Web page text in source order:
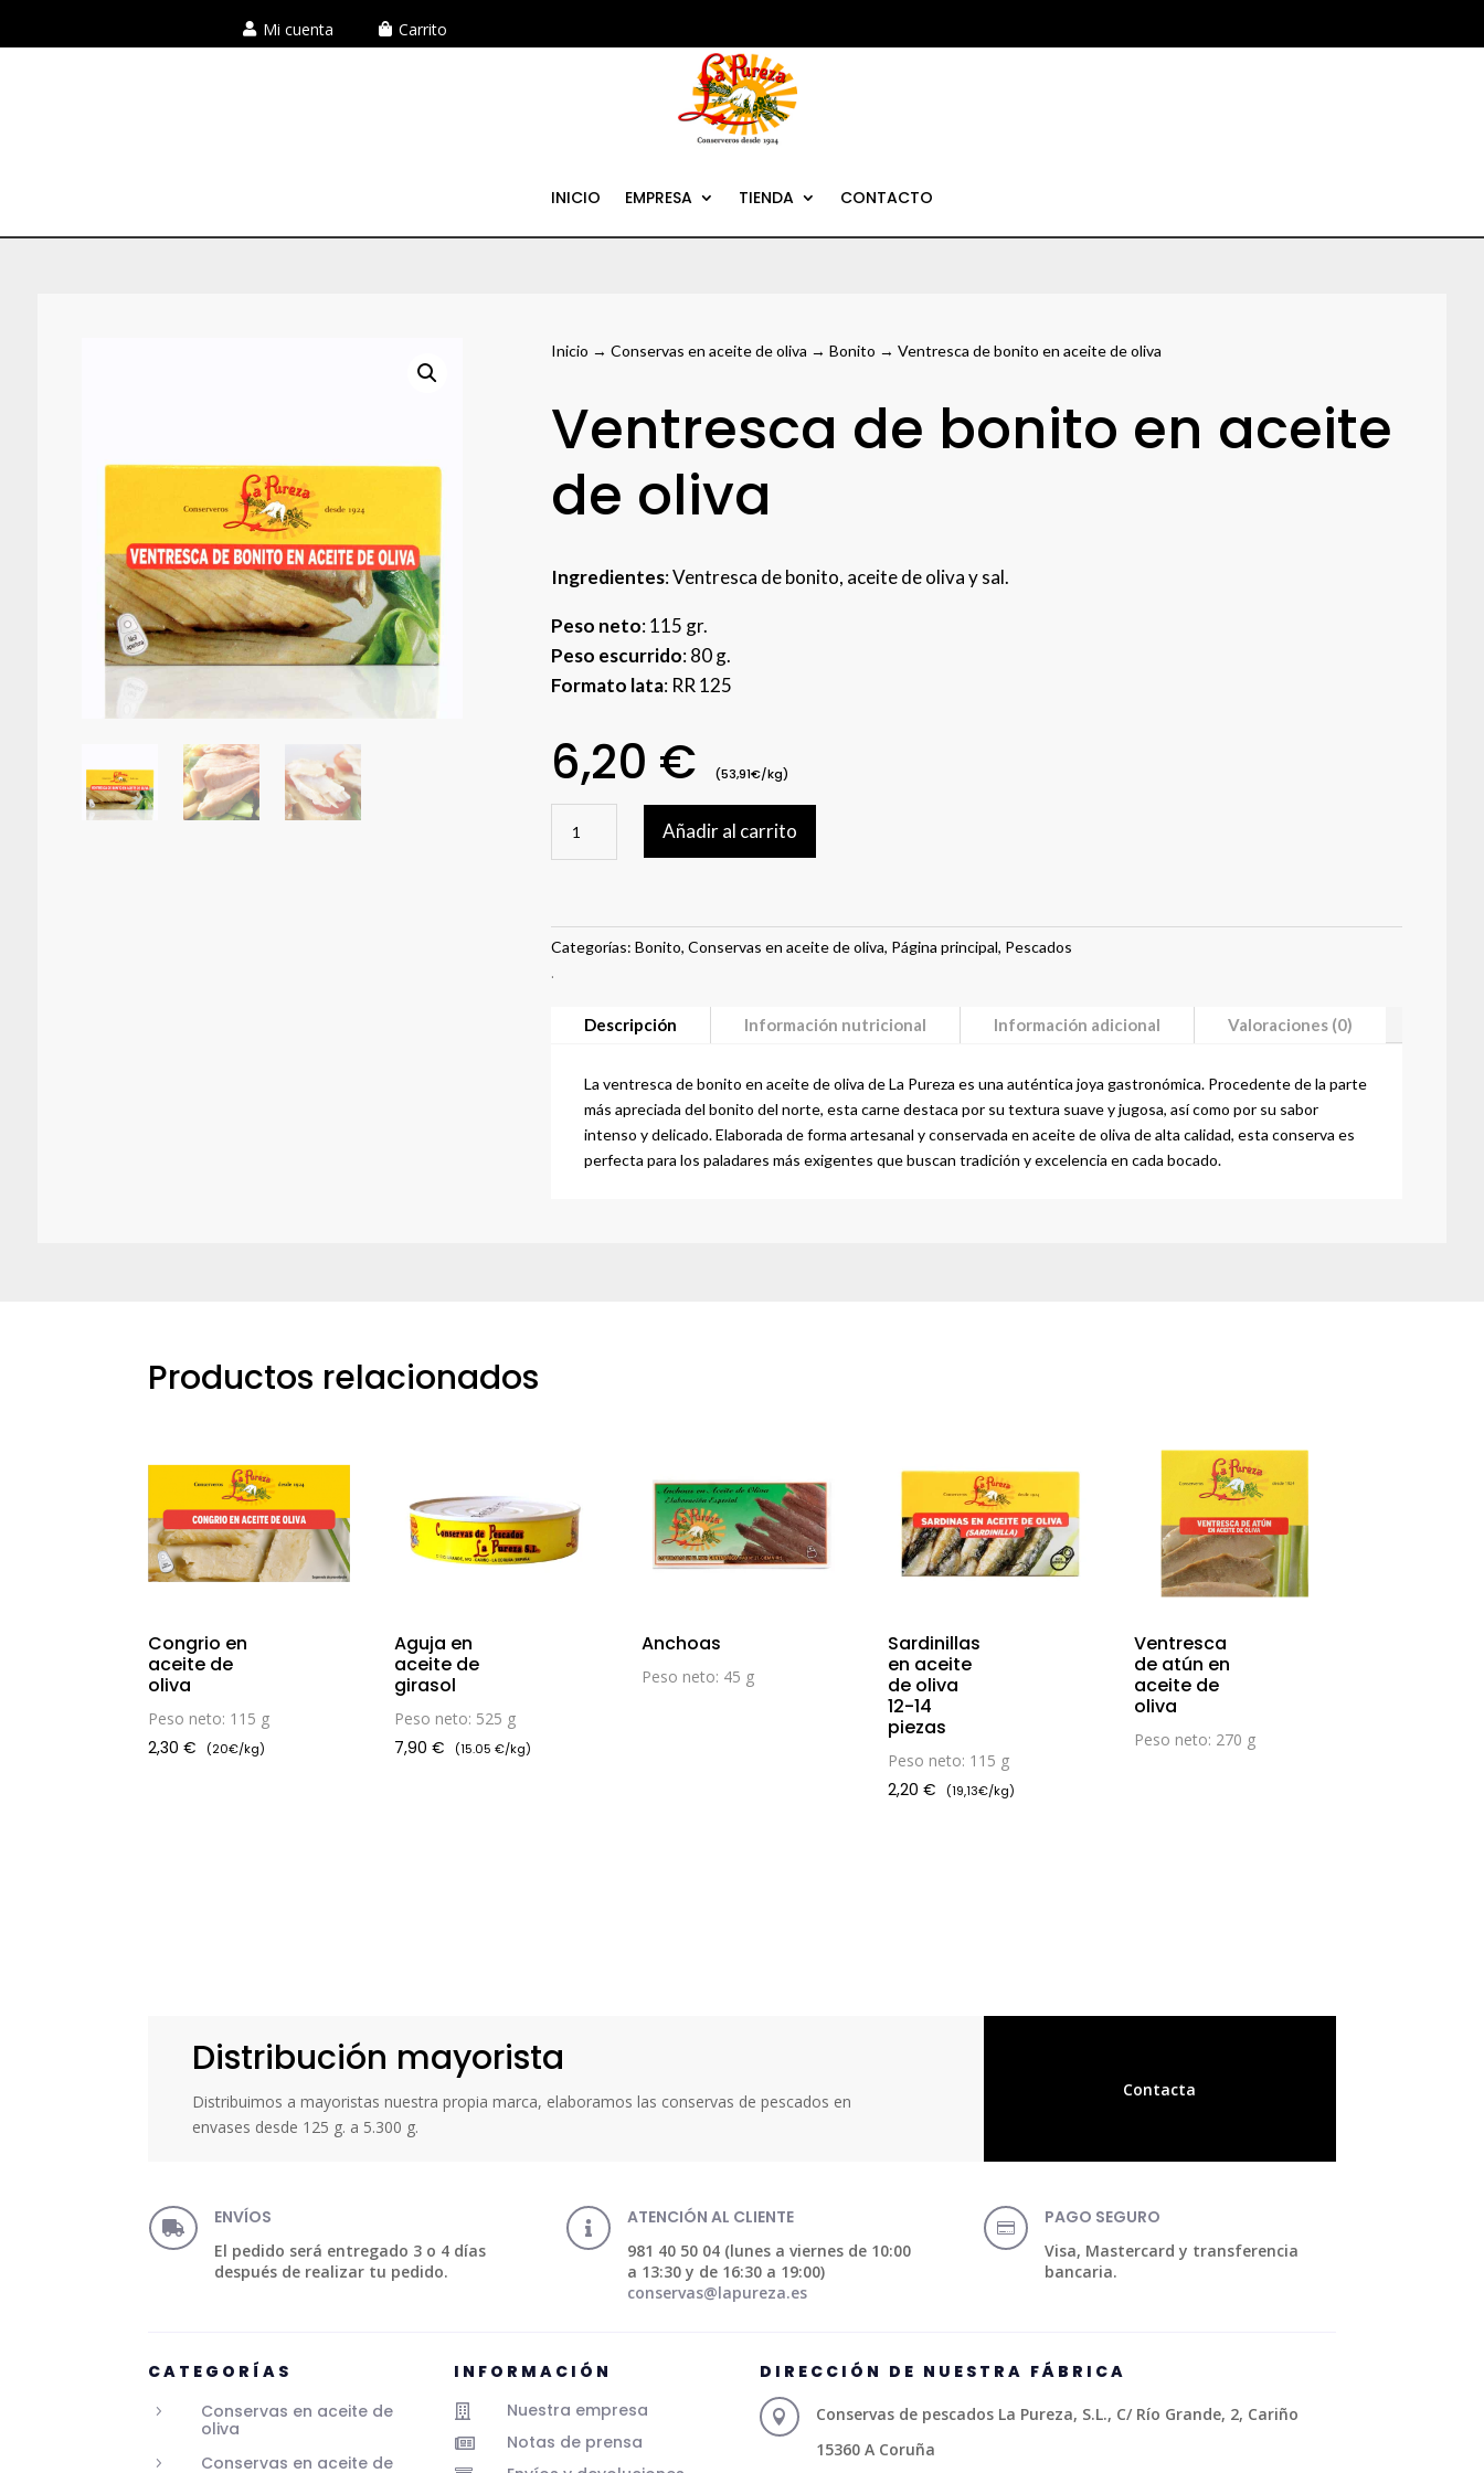
Mi cuenta Carrito
INICIO EMPRESA TIENDA CONTACTO
Inicio →Conservas en aceite de oliva →Bonito → Ventresca de bonito en aceite de oliva
Ventresca de bonito en aceite
de oliva
Ingredientes: Ventresca de bonito, aceite de oliva y sal.
Peso neto: 115 gr.
Peso escurrido: 80 g.
Formato lata: RR 125
6,20 € (53,91€/kg)
bonito
de
Añadir al carrito
Categorías:Bonito,Conservas en aceite de oliva, Página principal, Pescados
.
Descripción Información nutricional Información adicional Valoraciones (0)
La ventresca de bonito en aceite de oliva de La Pureza es una auténtica joya gastronómica. Procedente de la parte
más apreciada del bonito del norte, esta carne destaca por su textura suave y jugosa, así como por su sabor
intenso y delicado.Elaborada de forma artesanal y conservada en aceite de oliva de alta calidad, esta conserva es
perfecta para los paladares más exigentes que buscan tradición y excelencia en cada bocado.
Productos relacionados
Congrio en
aceite de
oliva
Peso neto: 115 g
2,30€ (20€/kg)
Aguja en
aceite de
girasol
Peso neto: 525 g
7,90€ (15.05 €/kg)
Anchoas
Peso neto: 45 g
Sardinillas
en aceite
de oliva
12-14
piezas
Peso neto: 115 g
2,20 € (19,13€/kg)
Ventresca
de atún en
aceite de
oliva
Peso neto: 270 g
Distribución mayorista
Distribuimos a mayoristas nuestra propia marca, elaboramos las conservas de pescados en
envases desde 125 g. a 5.300 g.
Contacta
 ENVÍOS
El pedido será entregado 3 o 4 días
después de realizar tu pedido.
 ATENCIÓN AL CLIENTE
981 40 50 04 (lunes a viernes de 10:00
a 13:30 y de 16:30 a 19:00)
conservas@lapureza.es
 PAGO SEGURO
Visa, Mastercard y transferencia
bancaria.
CATEGORÍAS
5
Conservas en aceite de
oliva
5
Conservas en aceite de
INFORMACIÓN
 Nuestra empresa
 Notas de prensa
DIRECCIÓN DE NUESTRA FÁBRICA

Conservas de pescados La Pureza, S.L., C/ Río Grande, 2, Cariño
15360 A Coruña